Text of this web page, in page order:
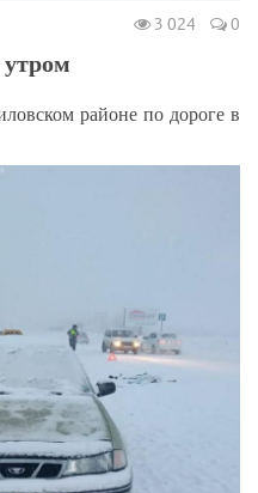
3 024 0
районе по дороге в